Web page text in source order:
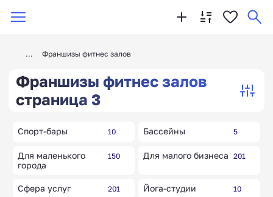
Франшизы фитнес залов
Франшизы фитнес залов
страница 3
Спорт-бары 10 Бассейны 5
Для маленького
города
150 Для малого бизнеса 201
Сфера услуг 201 Йога-студии 10